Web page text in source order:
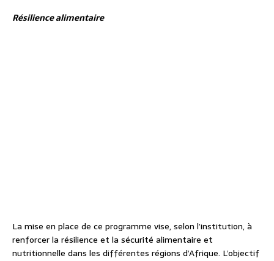
Résilience alimentaire
La mise en place de ce programme vise, selon l’institution, à
renforcer la résilience et la sécurité alimentaire et
nutritionnelle dans les différentes régions d’Afrique. L’objectif